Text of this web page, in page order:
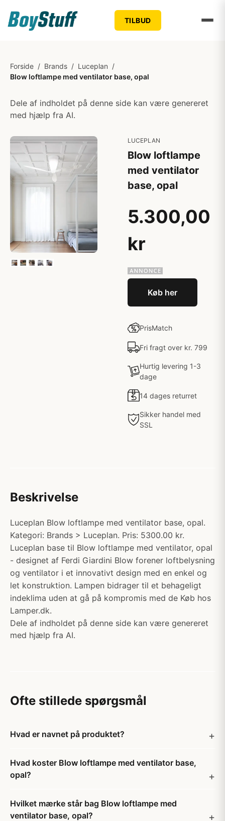
TILBUD
Forside / Brands / Luceplan /
Blow loftlampe med ventilator base, opal
Dele af indholdet på denne side kan være genereret
med hjælp fra AI.
LUCEPLAN
Blow loftlampe
med ventilator
base, opal
5.300,00
kr
Køb her
PrisMatch
Fri fragt over kr. 799
Hurtig levering 1-3
dage
14 dages returret
Sikker handel med
SSL
Beskrivelse
Luceplan Blow loftlampe med ventilator base, opal.
Kategori: Brands > Luceplan. Pris: 5300.00 kr.
Luceplan base til Blow loftlampe med ventilator, opal
- designet af Ferdi Giardini Blow forener loftbelysning
og ventilator i et innovativt design med en enkel og
let konstruktion. Lampen bidrager til et behageligt
indeklima uden at gå på kompromis med de Køb hos
Lamper.dk.
Dele af indholdet på denne side kan være genereret
med hjælp fra AI.
Ofte stillede spørgsmål
Hvad er navnet på produktet?
Hvad koster Blow loftlampe med ventilator base,
opal?
Hvilket mærke står bag Blow loftlampe med
ventilator base, opal?